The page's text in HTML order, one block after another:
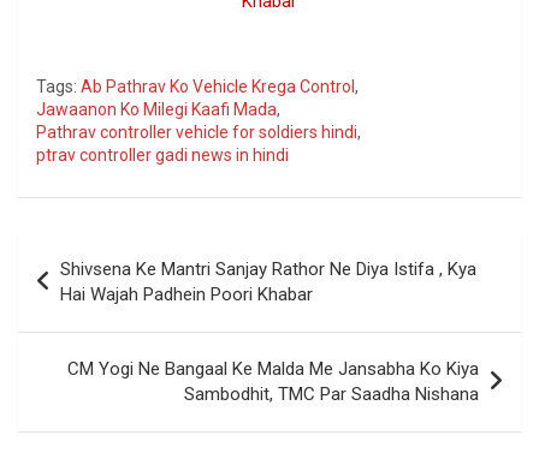
Tags: Ab Pathrav Ko Vehicle Krega Control ,
Jawaanon Ko Milegi Kaafi Mada,
Pathrav controller vehicle for soldiers hindi,
ptrav controller gadi news in hindi
navigation
Shivsena Ke Mantri Sanjay Rathor Ne Diya Istifa , Kya
Hai Wajah Padhein Poori Khabar
CM Yogi Ne Bangaal Ke Malda Me Jansabha Ko Kiya
Sambodhit, TMC Par Saadha Nishana